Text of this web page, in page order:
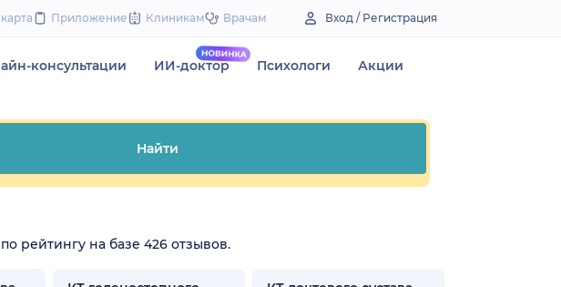
Приложение Клиникам Врачам Вход / Регистрация
консультации ИИ-доктор Психологи Акции
Найти
рейтингу на базе 426 отзывов.